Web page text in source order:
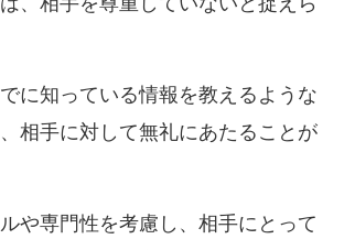
に知っている情報を教えるような
相手に対して無礼にあたることが
や専門性を考慮し、相手にとって